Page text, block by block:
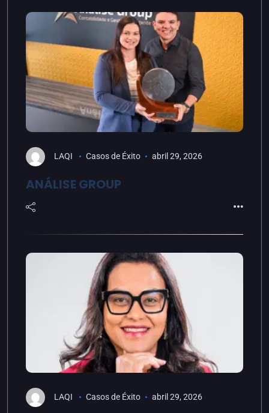
LAQI Casos de Éxito abril 29, 2026
ANÁLISE GROUP
LAQI Casos de Éxito abril 29, 2026